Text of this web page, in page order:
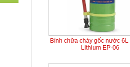
Bình chữa cháy gốc nước 6L
Lithium EP-06